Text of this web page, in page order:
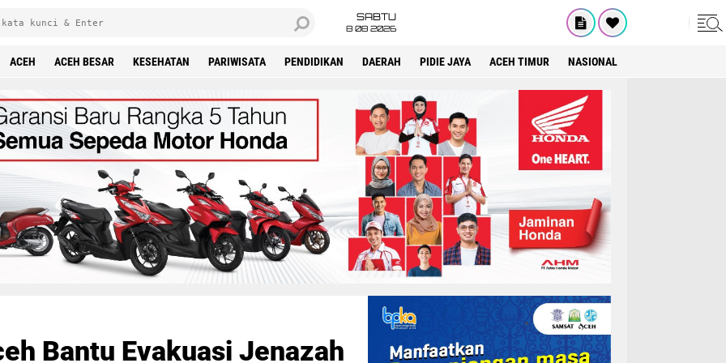
SABTU
8 08 2026
ACEH ACEH BESAR KESEHATAN PARIWISATA PENDIDIKAN DAERAH PIDIE JAYA ACEH TIMUR NASIONAL
Bantu Evakuasi Jenazah